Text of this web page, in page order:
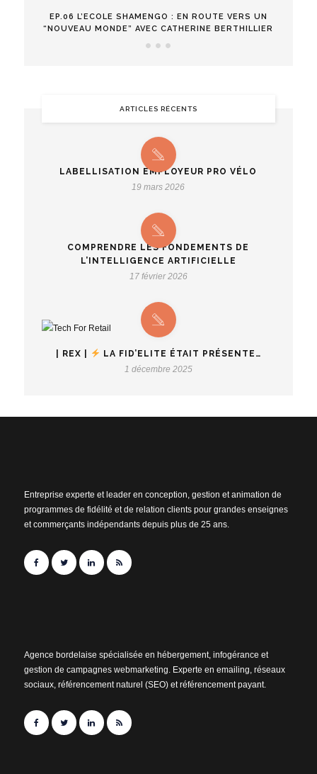
EP.06 L’ECOLE SHAMENGO : EN ROUTE VERS UN
“NOUVEAU MONDE” AVEC CATHERINE BERTHILLIER
ARTICLES RÉCENTS
LABELLISATION EMPLOYEUR PRO VÉLO
19 mars 2026
COMPRENDRE LES FONDEMENTS DE
L’INTELLIGENCE ARTIFICIELLE
17 février 2026
| REX |
LA FID’ELITE ÉTAIT PRÉSENTE…
1 décembre 2025
Entreprise experte et leader en conception, gestion et animation de
programmes de fidélité et de relation clients pour grandes enseignes
et commerçants indépendants depuis plus de 25 ans.
Agence bordelaise spécialisée en hébergement, infogérance et
gestion de campagnes webmarketing. Experte en emailing, réseaux
sociaux, référencement naturel (SEO) et référencement payant.